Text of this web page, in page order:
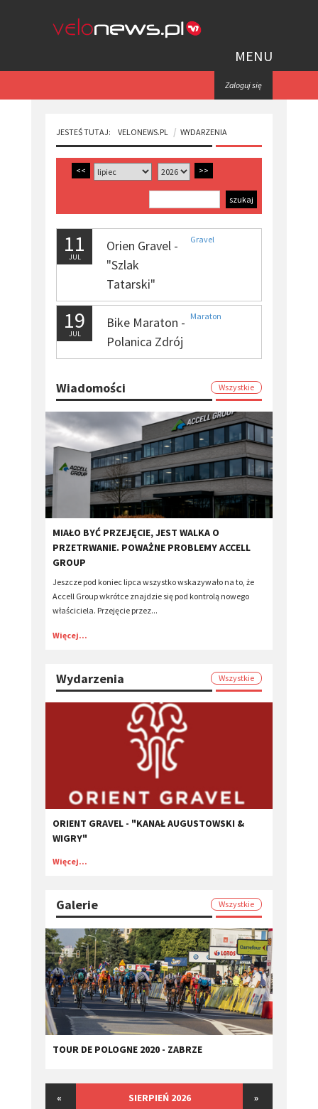
MENU
Zaloguj się
JESTEŚ TUTAJ: VELONEWS.PL WYDARZENIA
<< >>
11
JUL
Orien Gravel -
"Szlak
Tatarski"
Gravel
19
JUL
Bike Maraton -
Polanica Zdrój
Maraton
Wiadomości Wszystkie
MIAŁO BYĆ PRZEJĘCIE, JEST WALKA O
PRZETRWANIE. POWAŻNE PROBLEMY ACCELL
GROUP
Jeszcze pod koniec lipca wszystko wskazywało na to, że
Accell Group wkrótce znajdzie się pod kontrolą nowego
właściciela. Przejęcie przez...
Więcej...
Wydarzenia Wszystkie
ORIENT GRAVEL - "KANAŁ AUGUSTOWSKI &
WIGRY"
Więcej...
Galerie Wszystkie
TOUR DE POLOGNE 2020 - ZABRZE
« SIERPIEŃ 2026 »